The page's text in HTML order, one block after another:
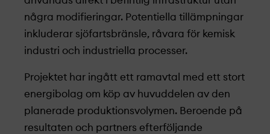
några modifieringar. Potentiella tillämpningar
inkluderar sjöfartsbränsle, råvara för kemisk
industri och industriella processer.
Projekt­et har ingått ett ramavtal med ett stort
energibolag om köp av huvuddelen av den
planerade produktionsvolymen. Beroende på
resultaten och partners efterföljande